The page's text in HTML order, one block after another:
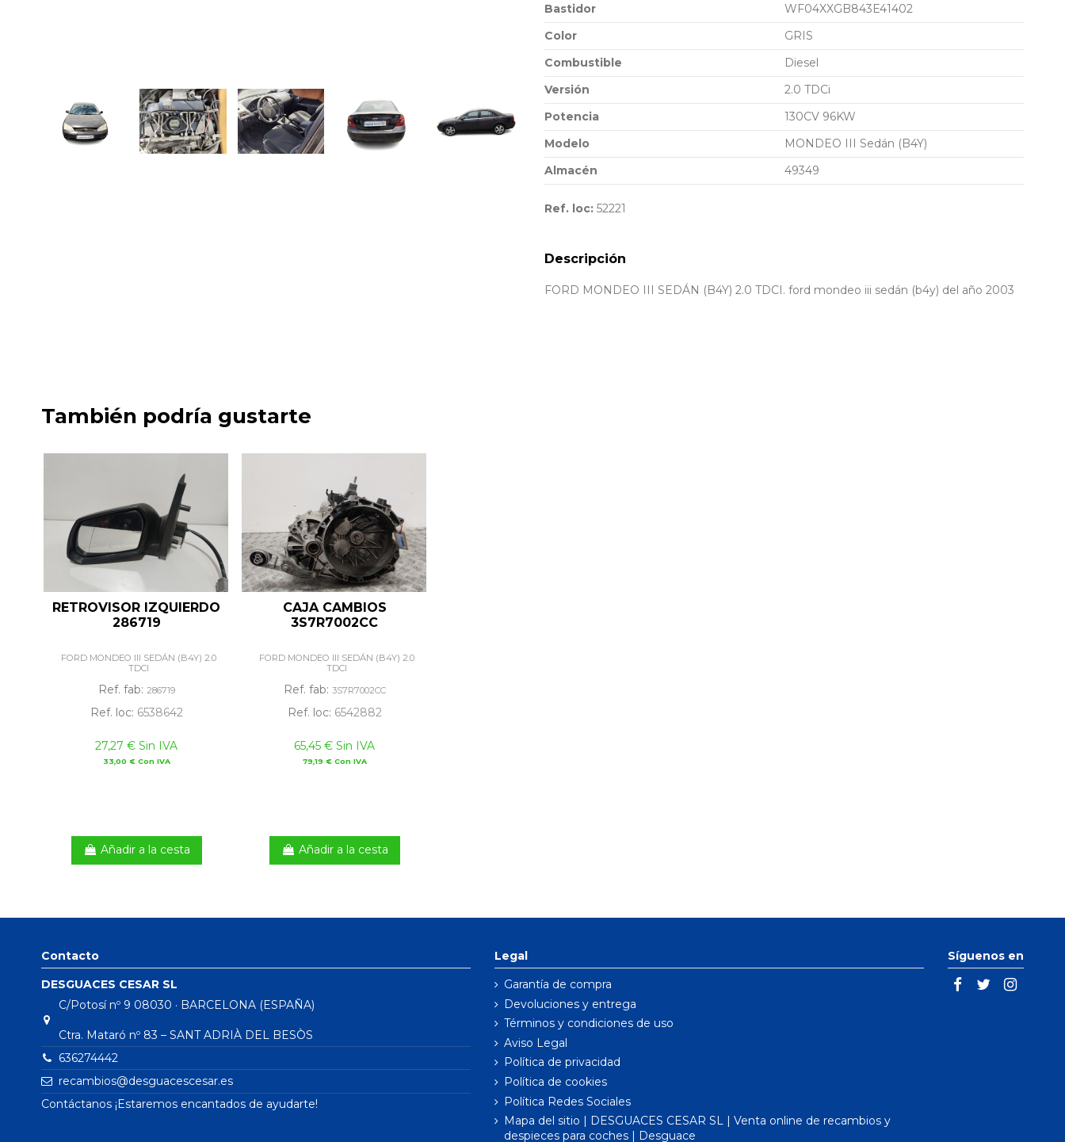
Bastidor
WF04XXGB843E41402
Color
GRIS
Combustible
Diesel
Versión
2.0 TDCi
Potencia
130CV 96KW
Modelo
MONDEO III Sedán (B4Y)
Almacén
49349
Ref. loc: 52221
Descripción
FORD MONDEO III SEDÁN (B4Y) 2.0 TDCI. ford mondeo iii sedán (b4y) del año 2003
También podría gustarte
RETROVISOR IZQUIERDO
286719
FORD MONDEO III SEDÁN (B4Y) 2.0
TDCI
Ref. fab: 286719
Ref. loc: 6538642
27,27 € Sin IVA
33,00 € Con IVA
Añadir a la cesta
CAJA CAMBIOS
3S7R7002CC
FORD MONDEO III SEDÁN (B4Y) 2.0
TDCI
Ref. fab: 3S7R7002CC
Ref. loc: 6542882
65,45 € Sin IVA
79,19 € Con IVA
Añadir a la cesta
Contacto
DESGUACES CESAR SL
C/Potosí nº 9 08030 · BARCELONA (ESPAÑA)
Ctra. Mataró nº 83 – SANT ADRIÀ DEL BESÒS
636274442
recambios@desguacescesar.es
Contáctanos ¡Estaremos encantados de ayudarte!
Legal
Garantía de compra
Devoluciones y entrega
Términos y condiciones de uso
Aviso Legal
Política de privacidad
Política de cookies
Política Redes Sociales
Mapa del sitio | DESGUACES CESAR SL | Venta online de recambios y
despieces para coches | Desguace
Síguenos en